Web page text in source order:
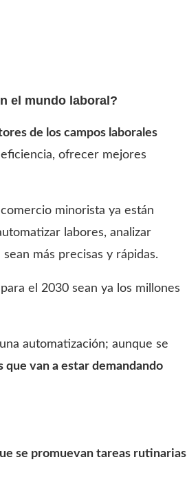
el mundo laboral?
de los campos laborales
ofrecer mejores
minorista ya están
labores, analizar
más precisas y rápidas.
el 2030 sean ya los millones
automatización; aunque se
van a estar demandando
se promuevan tareas rutinarias